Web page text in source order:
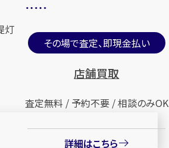
その場で査定、即現金払い
店舗買取
査定無料 / 予約不要 / 相談のみOK
詳細はこちら